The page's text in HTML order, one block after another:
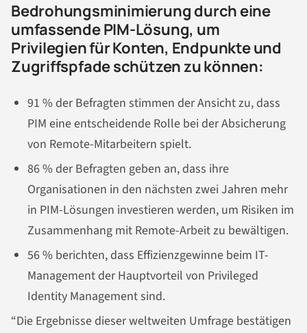
Bedrohungsminimierung durch eine
umfassende PIM-Lösung, um
Privilegien für Konten, Endpunkte und
Zugriffspfade schützen zu können:
91 % der Befragten stimmen der Ansicht zu, dass
PIM eine entscheidende Rolle bei der Absicherung
von Remote-Mitarbeitern spielt.
86 % der Befragten geben an, dass ihre
Organisationen in den nächsten zwei Jahren mehr
in PIM-Lösungen investieren werden, um Risiken im
Zusammenhang mit Remote-Arbeit zu bewältigen.
56 % berichten, dass Effizienzgewinne beim IT-
Management der Hauptvorteil von Privileged
Identity Management sind.
“Die Ergebnisse dieser weltweiten Umfrage bestätigen